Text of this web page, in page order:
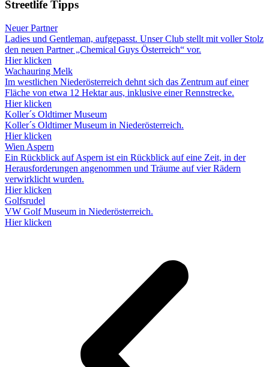
Streetlife Tipps
Neuer Partner
Ladies und Gentleman, aufgepasst. Unser Club stellt mit voller Stolz
den neuen Partner „Chemical Guys Österreich“ vor.
Hier klicken
Wachauring Melk
Im westlichen Niederösterreich dehnt sich das Zentrum auf einer
Fläche von etwa 12 Hektar aus, inklusive einer Rennstrecke.
Hier klicken
Koller´s Oldtimer Museum
Koller´s Oldtimer Museum in Niederösterreich.
Hier klicken
Wien Aspern
Ein Rückblick auf Aspern ist ein Rückblick auf eine Zeit, in der
Herausforderungen angenommen und Träume auf vier Rädern
verwirklicht wurden.
Hier klicken
Golfsrudel
VW Golf Museum in Niederösterreich.
Hier klicken